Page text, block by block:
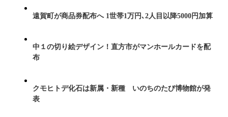
遠賀町が商品券配布へ 1世帯1万円､2人目以降5000円加算
中１の切り絵デザイン！直方市がマンホールカードを配
布
クモヒトデ化石は新属・新種 いのちのたび博物館が発
表